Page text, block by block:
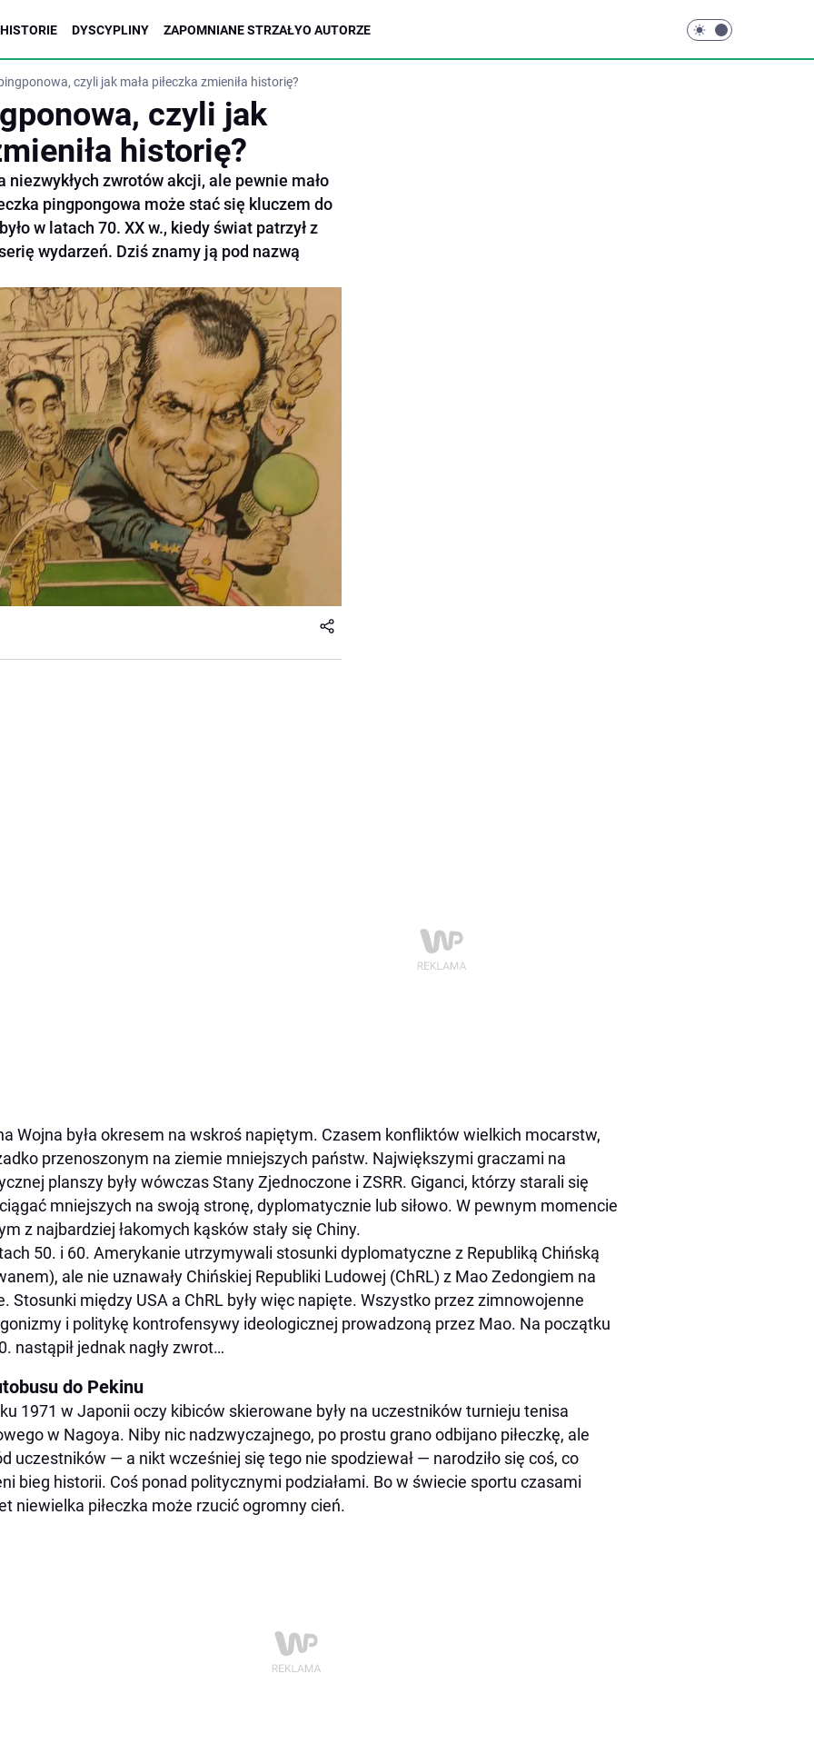
HISTORIE DYSCYPLINY ZAPOMNIANE STRZAŁYO AUTORZE
czyli jak mała piłeczka zmieniła historię?
czyli jak
historię?
niezwykłych zwrotów akcji, ale pewnie mało
pingpongowa może stać się kluczem do
w latach 70. XX w., kiedy świat patrzył z
wydarzeń. Dziś znamy ją pod nazwą
Wojna była okresem na wskroś napiętym. Czasem konfliktów wielkich mocarstw,
przenoszonym na ziemie mniejszych państw. Największymi graczami na
planszy były wówczas Stany Zjednoczone i ZSRR. Giganci, którzy starali się
mniejszych na swoją stronę, dyplomatycznie lub siłowo. W pewnym momencie
z najbardziej łakomych kąsków stały się Chiny.
50. i 60. Amerykanie utrzymywali stosunki dyplomatyczne z Republiką Chińską
ale nie uznawały Chińskiej Republiki Ludowej (ChRL) z Mao Zedongiem na
Stosunki między USA a ChRL były więc napięte. Wszystko przez zimnowojenne
i politykę kontrofensywy ideologicznej prowadzoną przez Mao. Na początku
nastąpił jednak nagły zwrot…
do Pekinu
1971 w Japonii oczy kibiców skierowane były na uczestników turnieju tenisa
w Nagoya. Niby nic nadzwyczajnego, po prostu grano odbijano piłeczkę, ale
uczestników — a nikt wcześniej się tego nie spodziewał — narodziło się coś, co
bieg historii. Coś ponad politycznymi podziałami. Bo w świecie sportu czasami
niewielka piłeczka może rzucić ogromny cień.